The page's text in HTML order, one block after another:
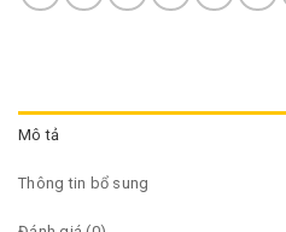
Mô tả
Thông tin bổ sung